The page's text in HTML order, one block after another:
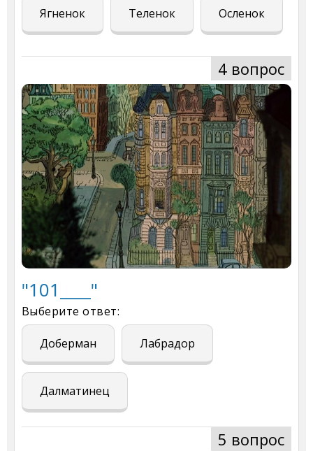
Ягненок Теленок Осленок
4 вопрос
"101____"
Выберите ответ:
Доберман Лабрадор
Далматинец
5 вопрос